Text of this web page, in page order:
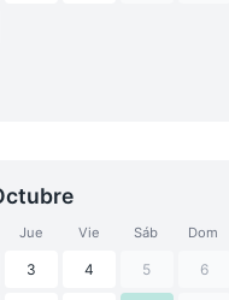
Jue Vie Sáb Dom
3 4 5 6